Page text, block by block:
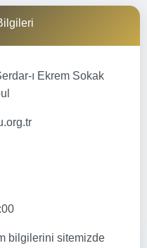
ı Ekrem Sokak
bilgilerini sitemizde